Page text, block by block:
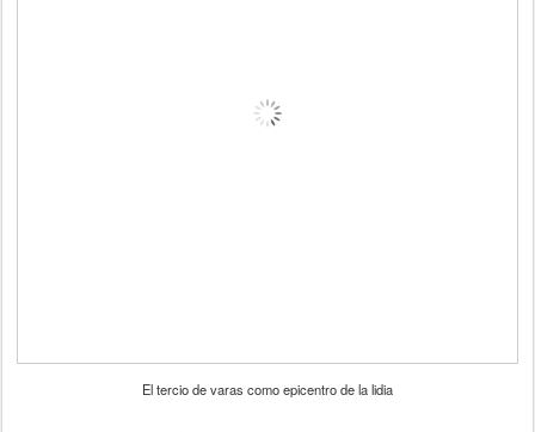
El tercio de varas como epicentro de la lidia